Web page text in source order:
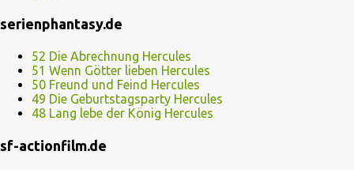
serienphantasy.de
52 Die Abrechnung Hercules
51 Wenn Götter lieben Hercules
50 Freund und Feind Hercules
49 Die Geburtstagsparty Hercules
48 Lang lebe der König Hercules
sf-actionfilm.de